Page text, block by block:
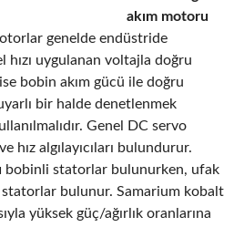
akım motoru
genelde endüstride
hızı uygulanan voltajla doğru
bobin akım gücü ile doğru
bir halde denetlenmek
Genel DC servo
hız algılayıcıları bulundurur.
bobinli statorlar bulunurken, ufak
statorlar bulunur. Samarium kobalt
yüksek güç/ağırlık oranlarına